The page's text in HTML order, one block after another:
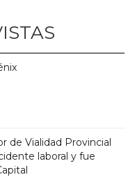
de Vialidad Provincial
laboral y fue